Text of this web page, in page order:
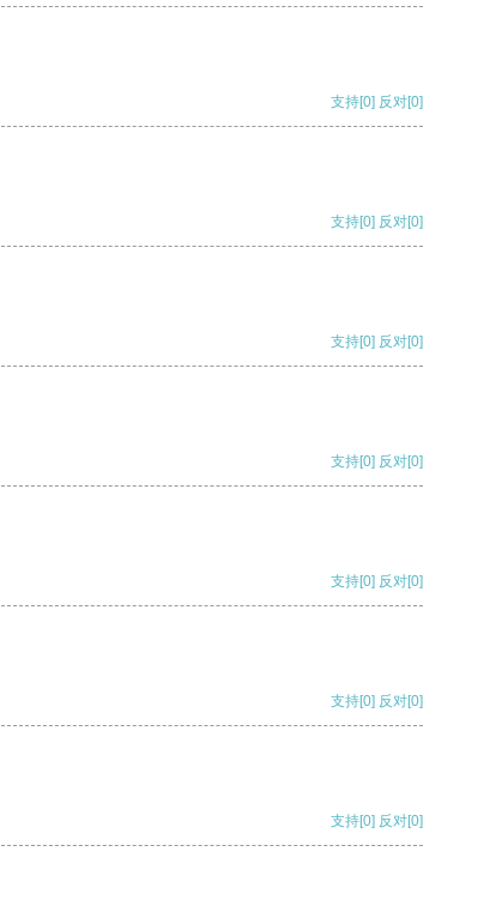
支持[0] 反对[0]
支持[0] 反对[0]
支持[0] 反对[0]
支持[0] 反对[0]
支持[0] 反对[0]
支持[0] 反对[0]
支持[0] 反对[0]